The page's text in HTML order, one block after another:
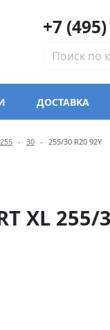
+7
ДОСТАВКА
255 30 255/30 R20 92Y
XL 255/